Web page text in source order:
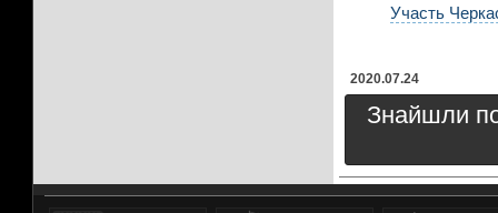
2020.07.24
Участь
Знайшли